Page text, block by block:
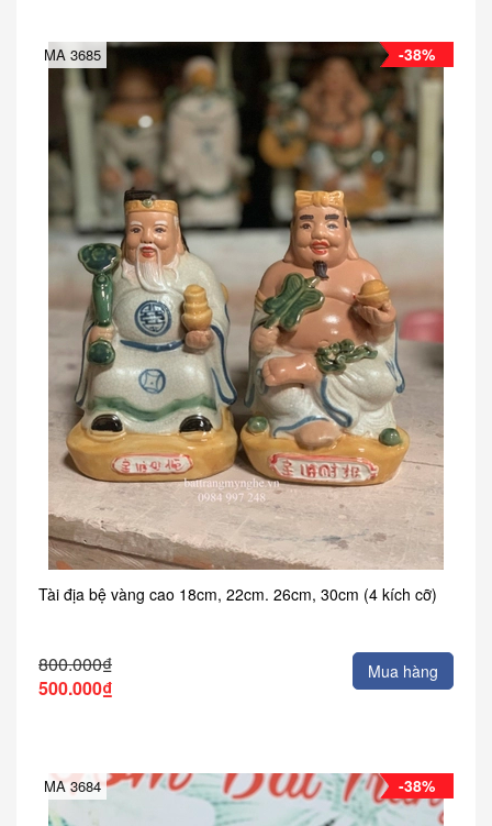
-38%
MA 3685
Tài địa bệ vàng cao 18cm, 22cm. 26cm, 30cm (4 kích cỡ)
800.000₫
500.000₫
Mua hàng
-38%
MA 3684